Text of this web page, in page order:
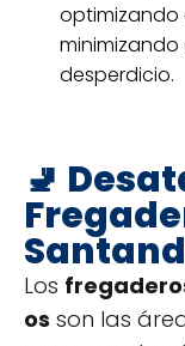
optimizando
minimizando
desperdicio.
🚽
Los
os son las